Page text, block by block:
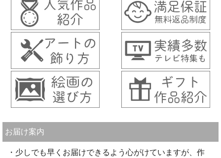
お届け案内
・少しでも早くお届けできるよう心がけていますが、作